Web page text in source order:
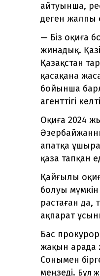
айтуынша,
деген жалпы
— Біз оқиға
жинадық.
Қазақстан
қасақана
бойынша
агенттігі
Оқиға 2024
апатқа
қаза тапқан
Қайғылы
болуы
растаған да,
ақпарат
Бас
жақын арада
Сонымен
меңзеді. Бұл